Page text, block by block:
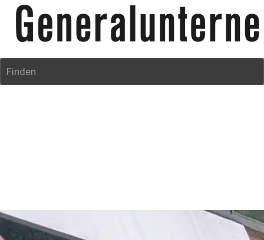
Finden